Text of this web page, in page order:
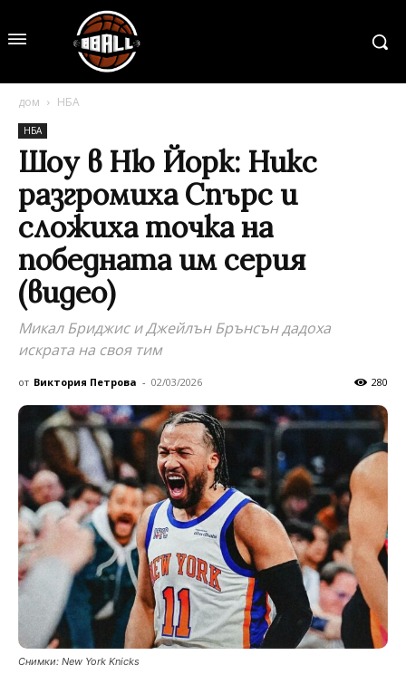
дом НБА
НБА
Шоу в Ню Йорк: Никс
разгромиха Спърс и
сложиха точка на
победната им серия
(видео)
Микал Бриджис и Джейлън Брънсън дадоха
искрата на своя тим
от Виктория Петрова - 02/03/2026 280
Снимки: New York Knicks